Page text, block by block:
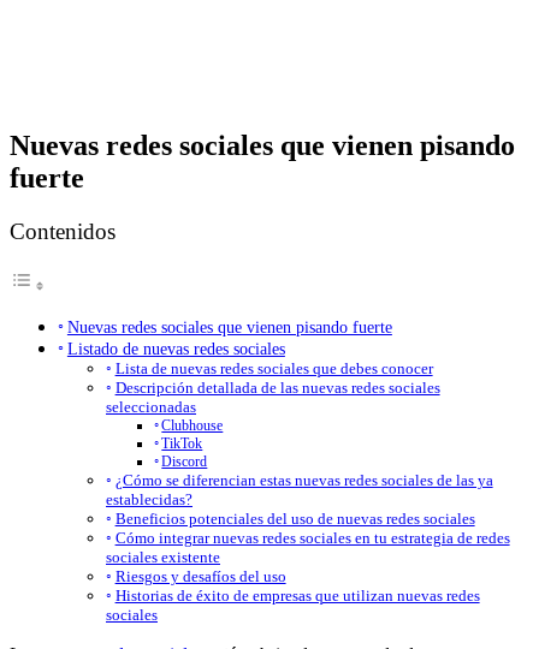
Nuevas redes sociales que vienen pisando
fuerte
Contenidos
Nuevas redes sociales que vienen pisando fuerte
Listado de nuevas redes sociales
Lista de nuevas redes sociales que debes conocer
Descripción detallada de las nuevas redes sociales
seleccionadas
Clubhouse
TikTok
Discord
¿Cómo se diferencian estas nuevas redes sociales de las ya
establecidas?
Beneficios potenciales del uso de nuevas redes sociales
Cómo integrar nuevas redes sociales en tu estrategia de redes
sociales existente
Riesgos y desafíos del uso
Historias de éxito de empresas que utilizan nuevas redes
sociales